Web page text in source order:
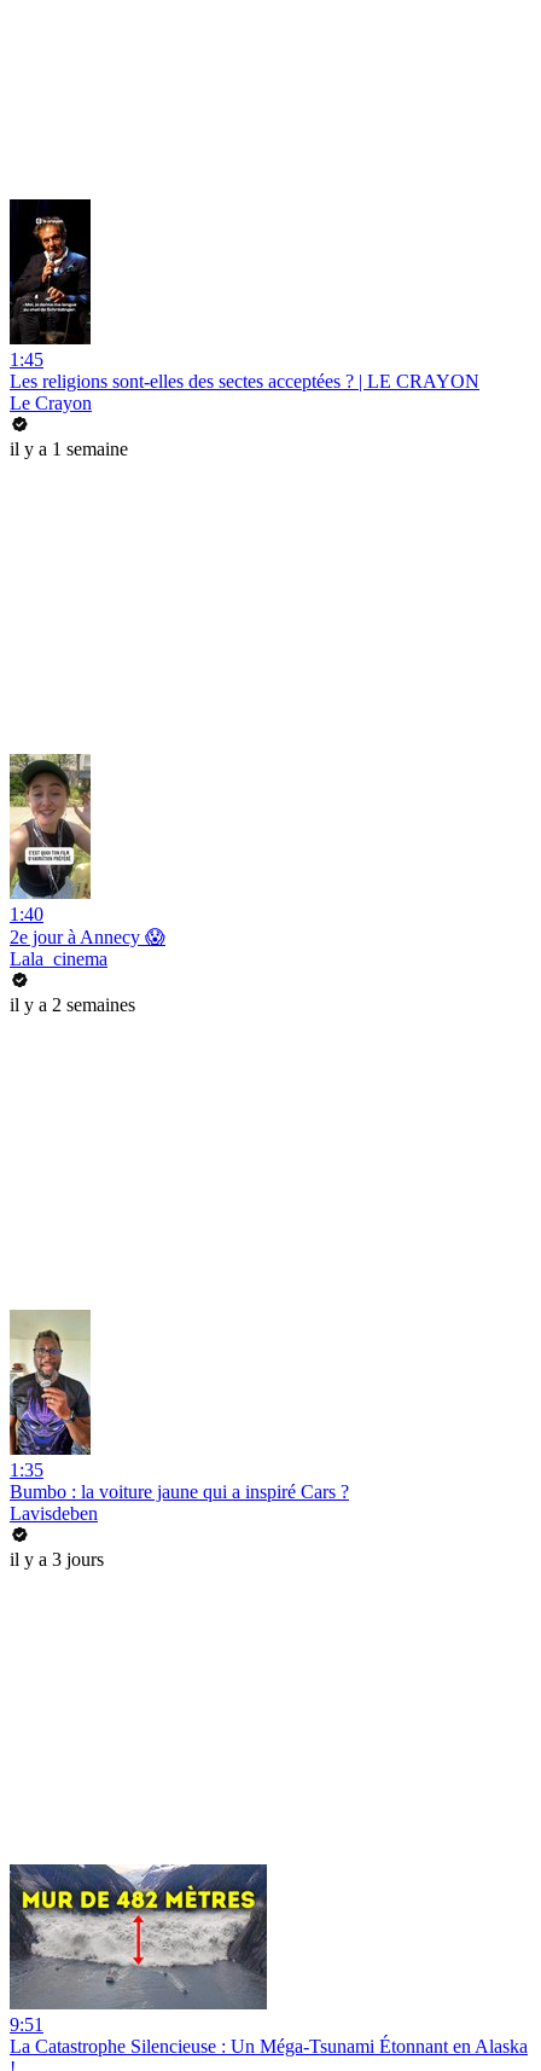
1:45
Les religions sont-elles des sectes acceptées ? | LE CRAYON
Le Crayon
il y a 1 semaine
1:40
2e jour à Annecy 😱
Lala_cinema
il y a 2 semaines
1:35
Bumbo : la voiture jaune qui a inspiré Cars ?
Lavisdeben
il y a 3 jours
9:51
La Catastrophe Silencieuse : Un Méga-Tsunami Étonnant en Alaska